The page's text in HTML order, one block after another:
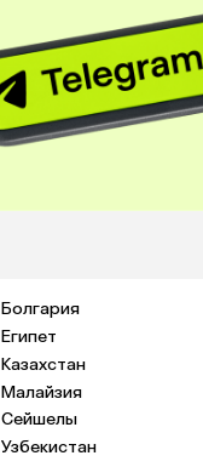
Болгария
Египет
Казахстан
Малайзия
Сейшелы
Узбекистан